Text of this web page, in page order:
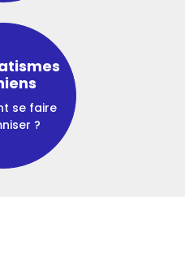
se faire
?